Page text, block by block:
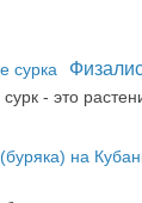
- это